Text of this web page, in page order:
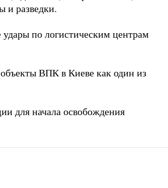
и разведки.
по логистическим центрам
ВПК в Киеве как один из
для начала освобождения